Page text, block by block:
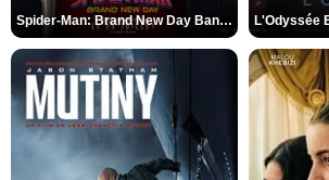
Spider-Man: Brand New Day Bande-annonce VO STFR